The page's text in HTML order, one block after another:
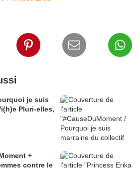
je suis
Pluri-elles,
+
contre le